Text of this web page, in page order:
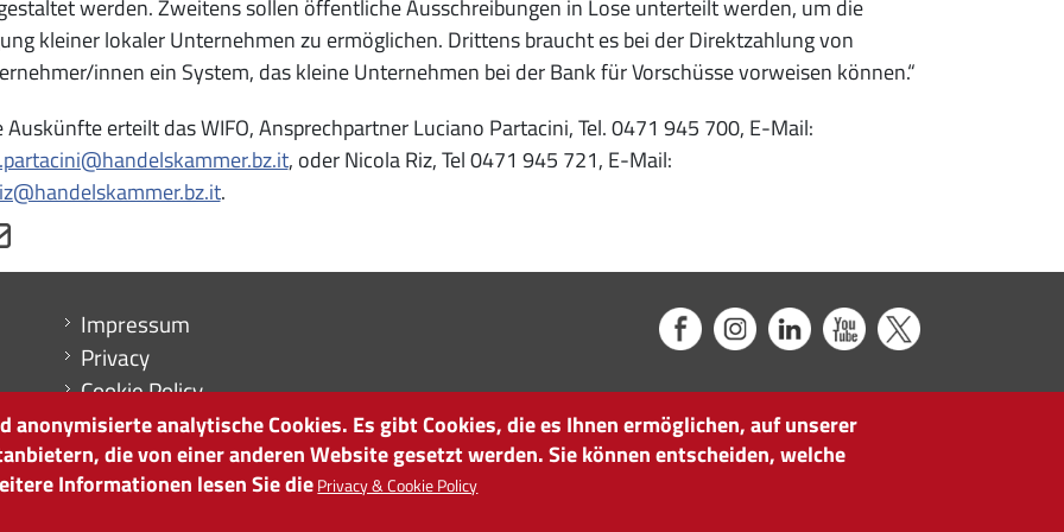
werden. Zweitens sollen öffentliche Ausschreibungen in Lose unterteilt werden, um die
kleiner lokaler Unternehmen zu ermöglichen. Drittens braucht es bei der Direktzahlung von
innen ein System, das kleine Unternehmen bei der Bank für Vorschüsse vorweisen können.“
Auskünfte erteilt das WIFO, Ansprechpartner Luciano Partacini, Tel. 0471 945 700, E-Mail:
, oder Nicola Riz, Tel 0471 945 721, E-Mail:
.
Menu footer
Impressum
Privacy
Cookie Policy
Sitemap
Cookie-Einstellungen
anonymisierte analytische Cookies. Es gibt Cookies, die es Ihnen ermöglichen, auf unserer
die von einer anderen Website gesetzt werden. Sie können entscheiden, welche
Informationen lesen Sie diePrivacy & Cookie Policy